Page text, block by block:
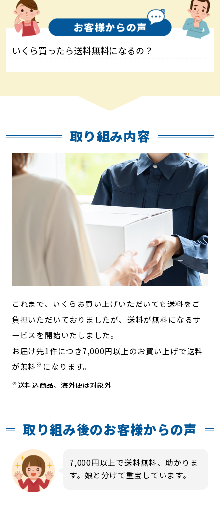
いくら買ったら送料無料になるの？
取り組み内容
これまで、いくらお買い上げいただいても送料をご
負担いただいておりましたが、送料が無料になるサ
ービスを開始いたしました。
お届け先1件につき7,000円以上のお買い上げで送料
が無料※ になります。
※ 送料込商品、海外便は対象外
取り組み後のお客様からの声
7,000円以上で送料無料、助かりま
す。娘と分けて重宝しています。